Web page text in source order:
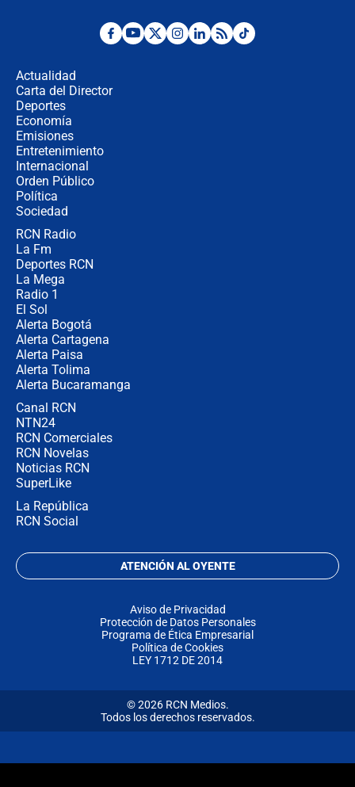
Posesión de Abelardo De La Espriella
Actualidad
Carta del Director
Deportes
Economía
Emisiones
Entretenimiento
Internacional
Orden Público
Política
Sociedad
RCN Radio
La Fm
Deportes RCN
La Mega
Radio 1
El Sol
Alerta Bogotá
Alerta Cartagena
Alerta Paisa
Alerta Tolima
Alerta Bucaramanga
Canal RCN
NTN24
RCN Comerciales
RCN Novelas
Noticias RCN
SuperLike
La República
RCN Social
ATENCIÓN AL OYENTE
Aviso de Privacidad
Protección de Datos Personales
Programa de Ética Empresarial
Política de Cookies
LEY 1712 DE 2014
© 2026 RCN Medios.
Todos los derechos reservados.